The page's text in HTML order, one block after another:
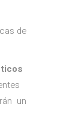
de
un